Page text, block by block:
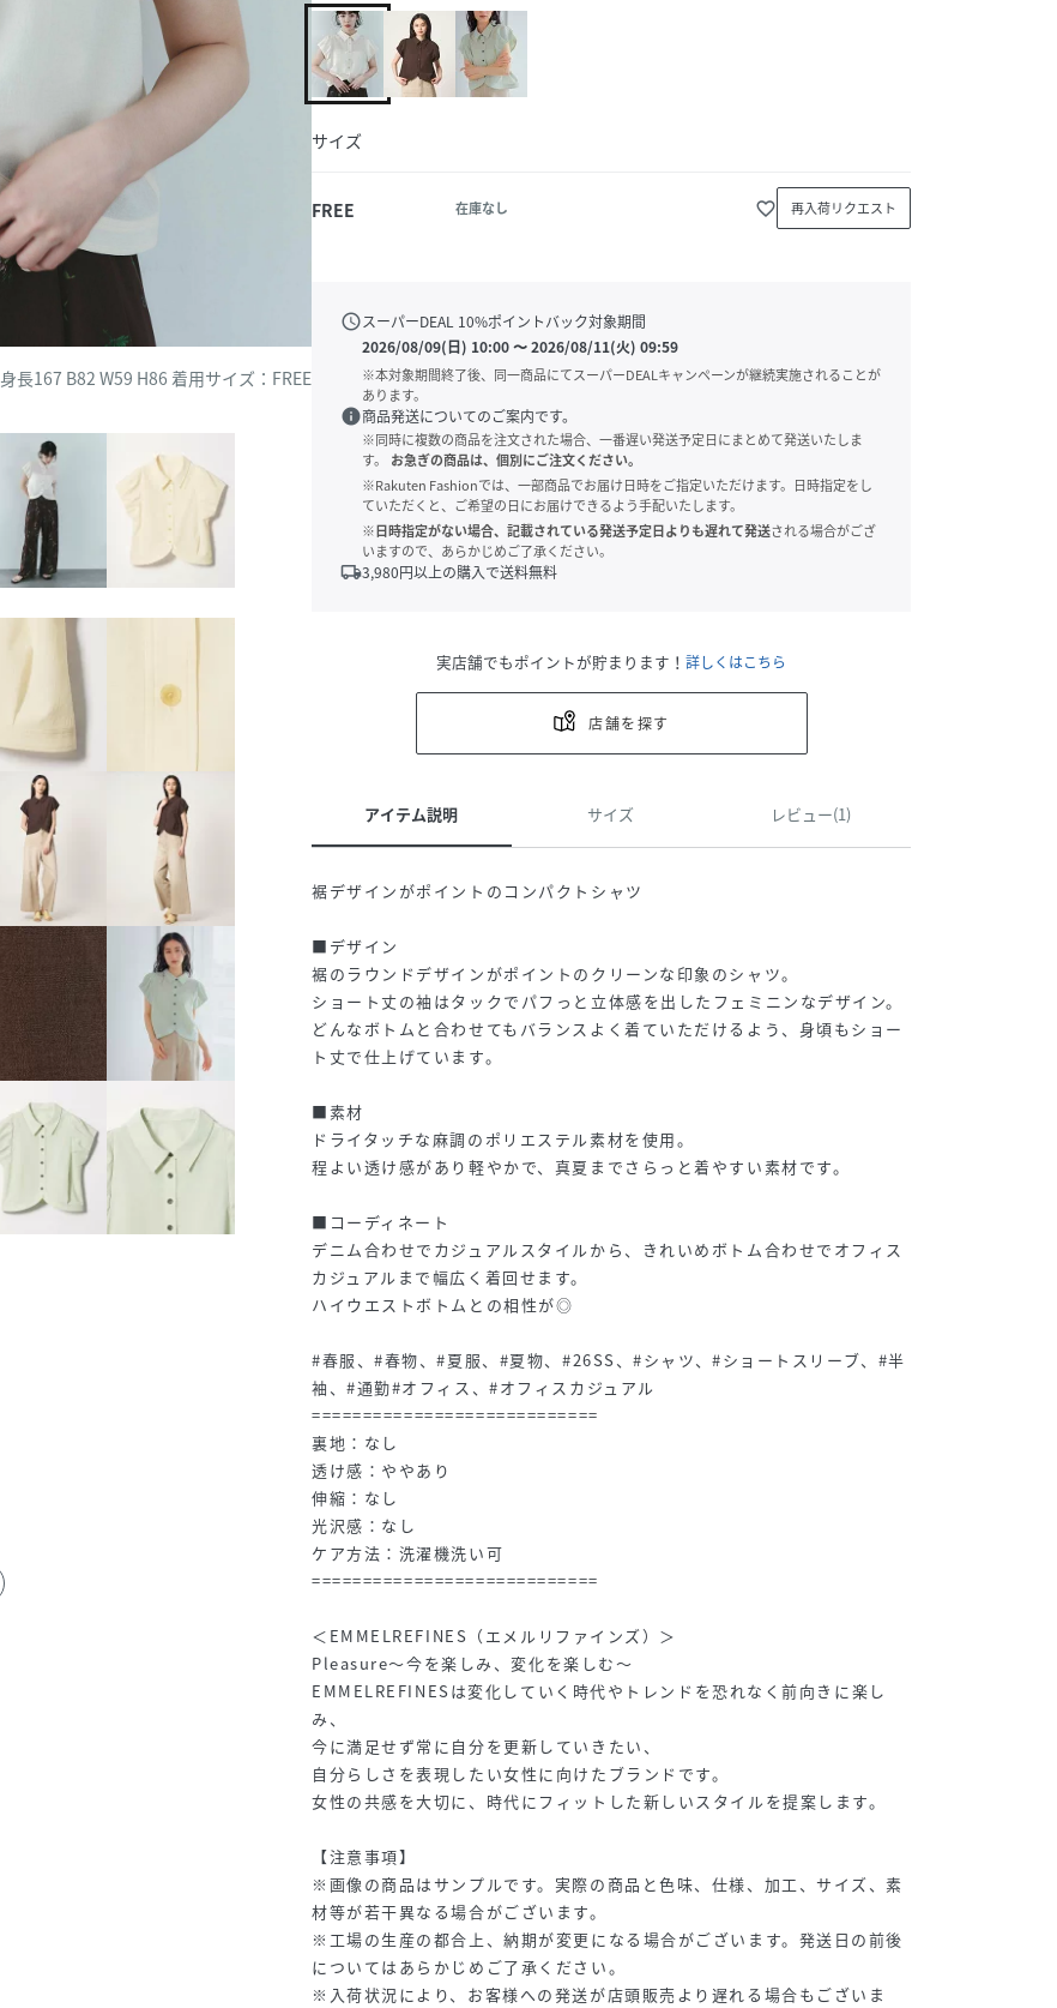
身長167 B82 W59 H86 着用サイズ：FREE
サイズ
FREE 在庫なし favorite_border 再入荷リクエスト
scheduleスーパーDEAL 10%ポイントバック対象期間
2026/08/09(日) 10:00〜2026/08/11(火) 09:59
※本対象期間終了後、同一商品にてスーパーDEALキャンペーンが継続実施されることが
あります。
info商品発送についてのご案内です。
※同時に複数の商品を注文された場合、一番遅い発送予定日にまとめて発送いたしま
す。
お急ぎの商品は、個別にご注文ください。
※Rakuten Fashionでは、一部商品でお届け日時をご指定いただけます。日時指定をし
ていただくと、ご希望の日にお届けできるよう手配いたします。
※日時指定がない場合、記載されている発送予定日よりも遅れて発送される場合がござ
いますので、あらかじめご了承ください。
local_shipping3,980円以上の購入で送料無料
実店舗でもポイントが貯まります！ 詳しくはこちら
店舗を探す
アイテム説明 サイズ レビュー(1)
裾デザインがポイントのコンパクトシャツ
■デザイン
裾のラウンドデザインがポイントのクリーンな印象のシャツ。
ショート丈の袖はタックでパフっと立体感を出したフェミニンなデザイン。
どんなボトムと合わせてもバランスよく着ていただけるよう、身頃もショー
ト丈で仕上げています。
■素材
ドライタッチな麻調のポリエステル素材を使用。
程よい透け感があり軽やかで、真夏までさらっと着やすい素材です。
■コーディネート
デニム合わせでカジュアルスタイルから、きれいめボトム合わせでオフィス
カジュアルまで幅広く着回せます。
ハイウエストボトムとの相性が◎
#春服、#春物、#夏服、#夏物、#26SS、#シャツ、#ショートスリーブ、#半
袖、#通勤#オフィス、#オフィスカジュアル
============================
裏地：なし
透け感：ややあり
伸縮：なし
光沢感：なし
ケア方法：洗濯機洗い可
============================
＜EMMELREFINES（エメルリファインズ）＞
Pleasure～今を楽しみ、変化を楽しむ～
EMMELREFINESは変化していく時代やトレンドを恐れなく前向きに楽し
み、
今に満足せず常に自分を更新していきたい、
自分らしさを表現したい女性に向けたブランドです。
女性の共感を大切に、時代にフィットした新しいスタイルを提案します。
【注意事項】
※画像の商品はサンプルです。実際の商品と色味、仕様、加工、サイズ、素
材等が若干異なる場合がございます。
※工場の生産の都合上、納期が変更になる場合がございます。発送日の前後
についてはあらかじめご了承ください。
※入荷状況により、お客様への発送が店頭販売より遅れる場合もございま